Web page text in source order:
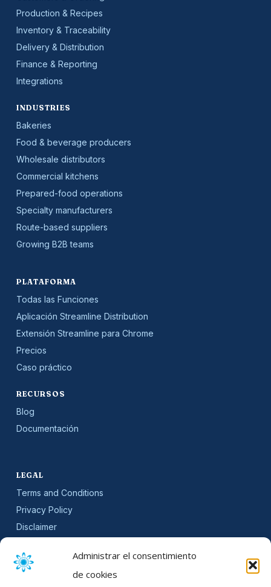
Administrar el consentimiento
de cookies
Production & Recipes
Inventory & Traceability
Delivery & Distribution
Finance & Reporting
Integrations
INDUSTRIES
Bakeries
Food & beverage producers
Wholesale distributors
Commercial kitchens
Prepared-food operations
Specialty manufacturers
Route-based suppliers
Growing B2B teams
PLATAFORMA
Todas las Funciones
Aplicación Streamline Distribution
Extensión Streamline para Chrome
Precios
Caso práctico
RECURSOS
Blog
Documentación
LEGAL
Terms and Conditions
Privacy Policy
Disclaimer
Cookie Policy (EU)